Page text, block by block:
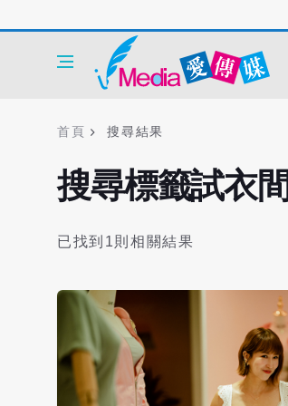
首頁 搜尋結果
搜尋標籤試衣間
已找到1則相關結果